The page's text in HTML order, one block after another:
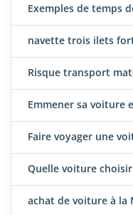
Exemples de temps
navette trois ilets
Risque transport
Emmener sa voiture
Faire voyager une
Quelle voiture
achat de voiture à la